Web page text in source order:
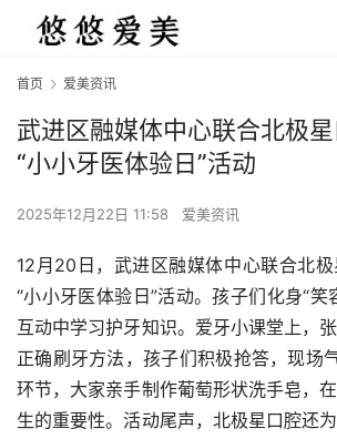
首页 爱美资讯
武进区融媒体中心联合北极
“小小牙医体验日”活动
2025年12月22日 11:58 爱美资讯
12月20日，武进区融媒体中心联合北
“小小牙医体验日”活动。孩子们化身“笑
互动中学习护牙知识。爱牙小课堂上，
正确刷牙方法，孩子们积极抢答，现场
环节，大家亲手制作葡萄形状洗手皂，
生的重要性。活动尾声，北极星口腔还